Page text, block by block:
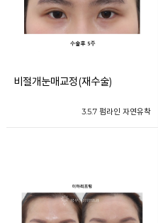
비절개눈매교정(재수술)
3.5.7 펌라인 자연유착